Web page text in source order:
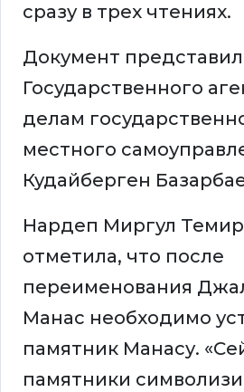
сразу в трех чтениях.
Документ
Государственного
делам
местного
Кудайберген
Нардеп Миргул
отметила, что после
переименования
Манас необходимо
памятник Манасу.
памятники